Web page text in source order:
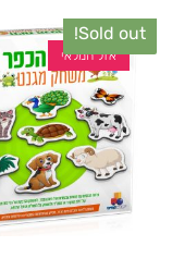
Sold out!
אזל המלאי